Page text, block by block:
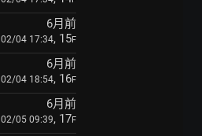
6月前
02/04 17:34, 15F
6月前
02/04 18:54, 16F
6月前
02/05 09:39, 17F